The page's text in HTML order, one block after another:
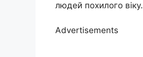
людей похилого віку.
Advertisements